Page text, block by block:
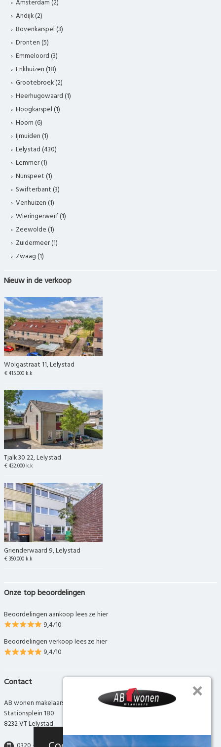
Amsterdam (2)
Andijk (2)
Bovenkarspel (3)
Dronten (5)
Emmeloord (3)
Enkhuizen (18)
Grootebroek (2)
Heerhugowaard (1)
Hoogkarspel (1)
Hoorn (6)
Ijmuiden (1)
Lelystad (430)
Lemmer (1)
Nunspeet (1)
Swifterbant (3)
Venhuizen (1)
Wieringerwerf (1)
Zeewolde (1)
Zuidermeer (1)
Zwaag (1)
Nieuw in de verkoop
Wolgastraat 11, Lelystad
€ 415.000 k.k
Tjalk 30 22, Lelystad
€ 432.000 k.k
Grienderwaard 9, Lelystad
€ 350.000 k.k
Onze top beoordelingen
Beoordelingen aankoop lees ze hier
9,4/10
Beoordelingen verkoop lees ze hier
9,4/10
Contact
AB wonen makelaars
Stationsplein 180
8232 VT Lelystad